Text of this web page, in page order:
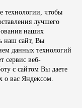
технологии, чтобы
лучшего
наших
наш сайт, Вы
данных технологий
сервис веб-
с сайтом Вы даете
о вас Яндексом.